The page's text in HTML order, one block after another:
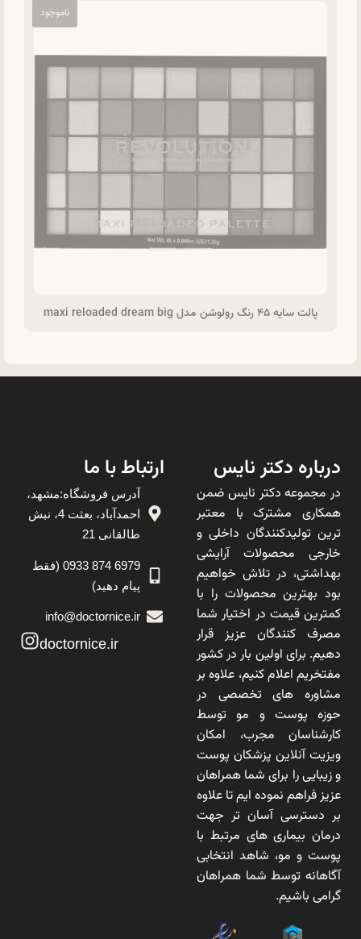
پالت سایه ۴۵ رنگ رولوشن مدل maxi reloaded dream big
درباره دکتر نایس
در مجموعه دکتر نایس ضمن
همکاری مشترک با معتبر
ترین تولیدکنندگان داخلی و
خارجی محصولات آرایشی
بهداشتی، در تلاش خواهیم
بود بهترین محصولات را با
کمترین قیمت در اختیار شما
مصرف کنندگان عزیز قرار
دهیم. برای اولین بار در کشور
مفتخریم اعلام کنیم، علاوه بر
مشاوره های تخصصی در
حوزه پوست و مو توسط
کارشناسان مجرب، امکان
ویزیت آنلاین پزشکان پوست
و زیبایی را برای شما همراهان
عزیز فراهم نموده ایم تا علاوه
بر دسترسی آسان تر جهت
درمان بیماری های مرتبط با
پوست و مو، شاهد انتخابی
آگاهانه توسط شما همراهان
گرامی باشیم.
ارتباط با ما
آدرس فروشگاه:مشهد،
احمدآباد، بعثت 4، نبش
طالقانی 21
6979 874 0933 (فقط
پیام دهید)
info@doctornice.ir
doctornice.ir